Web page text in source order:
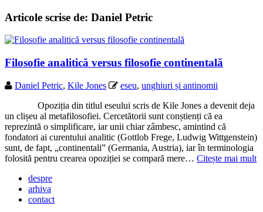
Articole scrise de: Daniel Petric
Filosofie analitică versus filosofie continentală
Daniel Petric, Kile Jones eseu, unghiuri și antinomii
Opoziția din titlul eseului scris de Kile Jones a devenit deja
un clișeu al metafilosofiei. Cercetătorii sunt conștienți că ea
reprezintă o simplificare, iar unii chiar zâmbesc, amintind că
fondatori ai curentului analitic (Gottlob Frege, Ludwig Wittgenstein)
sunt, de fapt, „continentali” (Germania, Austria), iar în terminologia
folosită pentru crearea opoziției se compară mere… Citește mai mult
despre
arhiva
contact